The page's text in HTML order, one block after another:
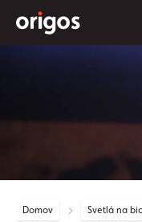
Domov Svetlá na